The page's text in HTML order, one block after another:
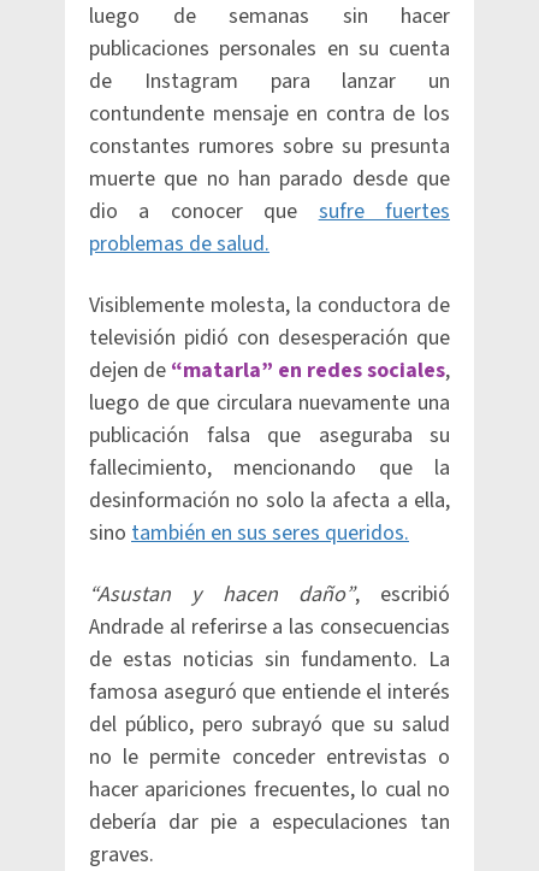
luego de semanas sin hacer
publicaciones personales en su cuenta
de Instagram para lanzar un
contundente mensaje en contra de los
constantes rumores sobre su presunta
muerte que no han parado desde que
dio a conocer quesufre fuertes
problemas de salud.
Visiblemente molesta, la conductora de
televisión pidió con desesperación que
dejen de “matarla” en redes sociales,
luego de que circulara nuevamente una
publicación falsa que aseguraba su
fallecimiento, mencionando que la
desinformación no solo la afecta a ella,
sino también en sus seres queridos.
“Asustan y hacen daño”, escribió
Andrade al referirse a las consecuencias
de estas noticias sin fundamento. La
famosa aseguró que entiende el interés
del público, pero subrayó que su salud
no le permite conceder entrevistas o
hacer apariciones frecuentes, lo cual no
debería dar pie a especulaciones tan
graves.